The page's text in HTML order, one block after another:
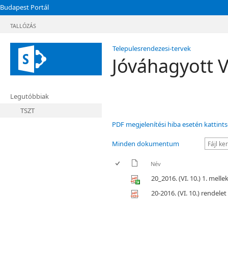
Budapest Portál
TALLÓZÁS
Telepulesrendezesi-tervek
Jóváhagyott
Legutóbbiak
TSZT
PDF megjelenítési hiba esetén
Minden dokumentum
Név
20_2016. (VI. 10.) 1.
20-2016. (VI. 10.) rendelet